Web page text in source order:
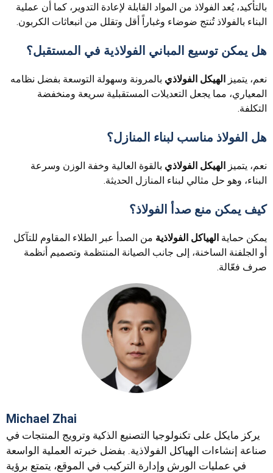
بالتأكيد، يُعد الفولاذ من المواد القابلة لإعادة التدوير، كما أن عملية
البناء بالفولاذ تُنتج ضوضاء وغباراً أقل وتقلل من انبعاثات الكربون.
هل يمكن توسيع المباني الفولاذية في المستقبل؟
نعم، يتميز الهيكل الفولاذي بالمرونة وسهولة التوسعة بفضل نظامه
المعياري، مما يجعل التعديلات المستقبلية سريعة ومنخفضة
التكلفة.
هل الفولاذ مناسب لبناء المنازل؟
نعم، يتميز الهيكل الفولاذي بالقوة العالية وخفة الوزن وسرعة
البناء، وهو حل مثالي لبناء المنازل الحديثة.
كيف يمكن منع صدأ الفولاذ؟
يمكن حماية الهياكل الفولاذية من الصدأ عبر الطلاء المقاوم للتآكل
أو الجلفنة الساخنة، إلى جانب الصيانة المنتظمة وتصميم أنظمة
صرف فعّالة.
Michael Zhai
يركز مايكل على تكنولوجيا التصنيع الذكية وترويج المنتجات في
صناعة إنشاءات الهياكل الفولاذية. بفضل خبرته العملية الواسعة
في عمليات الورش وإدارة التركيب في الموقع، يتمتع برؤية